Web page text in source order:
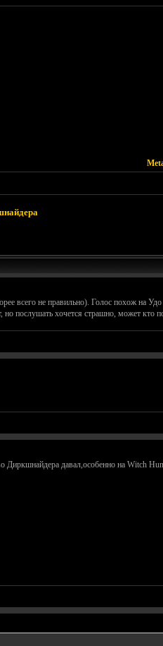
всего не правильно). Голос похож на
хочется страшно, может кто
Диркшнайдера давал,особенно на Witch